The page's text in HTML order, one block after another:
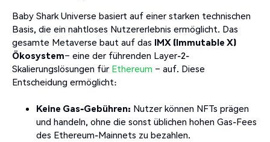
Baby Shark Universe basiert auf einer starken technischen
Basis, die ein nahtloses Nutzererlebnis ermöglicht. Das
gesamte Metaverse baut auf das IMX (Immutable X)
Ökosystem– eine der führenden Layer-2-
Skalierungslösungen für Ethereum – auf. Diese
Entscheidung ermöglicht:
Keine Gas-Gebühren: Nutzer können NFTs prägen
und handeln, ohne die sonst üblichen hohen Gas-Fees
des Ethereum-Mainnets zu bezahlen.